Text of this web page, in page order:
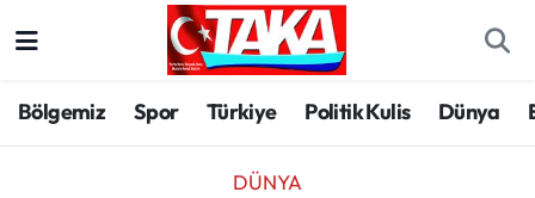
Bölgemiz Spor Türkiye Politik Kulis Dünya
DÜNYA
Spor
Trabzon Hava Durumu